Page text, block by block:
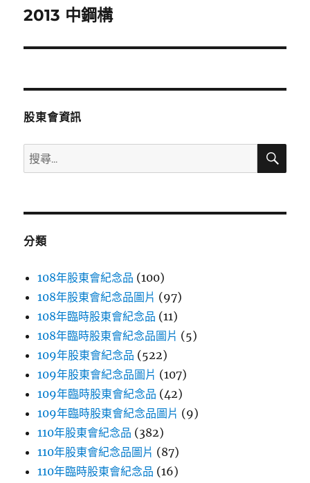
章:
下
篇
章:
2013 中鋼構
股東會資訊
搜
尋
鍵
搜
分類
108年股東會紀念品 (100)
108年股東會紀念品圖片 (97)
108年臨時股東會紀念品 (11)
108年臨時股東會紀念品圖片 (5)
109年股東會紀念品 (522)
109年股東會紀念品圖片 (107)
109年臨時股東會紀念品 (42)
109年臨時股東會紀念品圖片 (9)
110年股東會紀念品 (382)
110年股東會紀念品圖片 (87)
110年臨時股東會紀念品 (16)